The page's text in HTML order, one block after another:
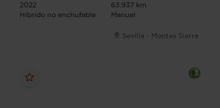
2022
63.937 km
Híbrido no enchufable
Manual
Sevilla - Montes Sierra